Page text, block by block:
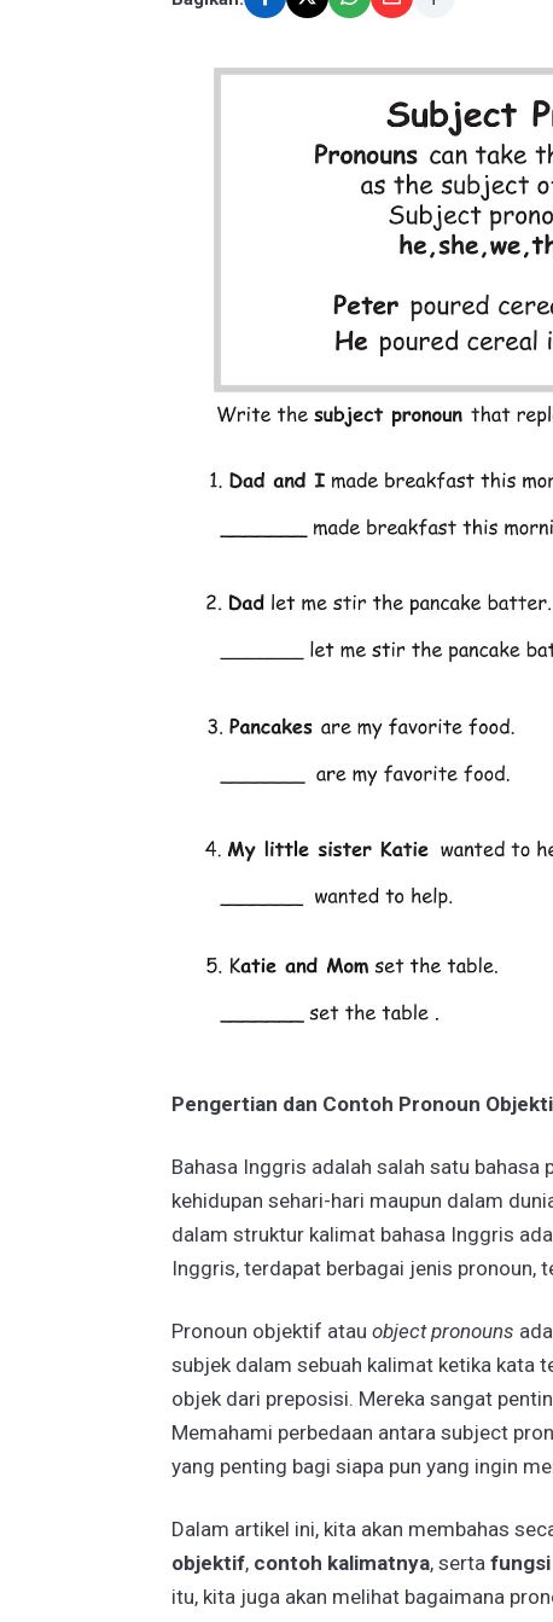
Pengertian dan Contoh Pronoun
Bahasa Inggris adalah salah satu bahasa
kehidupan sehari-hari maupun dalam
dalam struktur kalimat bahasa Inggris
Inggris, terdapat berbagai jenis pronoun,
Pronoun objektif atau object pronouns
subjek dalam sebuah kalimat ketika kata
objek dari preposisi. Mereka sangat
Memahami perbedaan antara subject
yang penting bagi siapa pun yang ingin
Dalam artikel ini, kita akan membahas
objektif, contoh kalimatnya, serta fungsi
itu, kita juga akan melihat bagaimana